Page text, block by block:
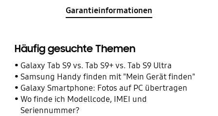
Garantieinformationen
Häufig gesuchte Themen
Galaxy Tab S9 vs. Tab S9+ vs. Tab S9 Ultra
Samsung Handy finden mit "Mein Gerät finden"
Galaxy Smartphone: Fotos auf PC übertragen
Wo finde ich Modellcode, IMEI und
Seriennummer?